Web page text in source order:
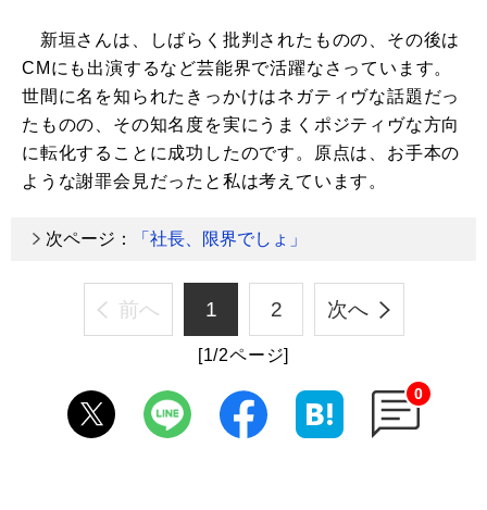
新垣さんは、しばらく批判されたものの、その後は
CMにも出演するなど芸能界で活躍なさっています。
世間に名を知られたきっかけはネガティヴな話題だっ
たものの、その知名度を実にうまくポジティヴな方向
に転化することに成功したのです。原点は、お手本の
ような謝罪会見だったと私は考えています。
次ページ： 「社長、限界でしょ」
前へ 1 2 次へ
[1/2ページ]
0